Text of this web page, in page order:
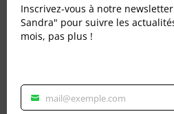
PARTENARIAT/
Envie d’apparaitre
Inscrivez-vous à notre
Sandra" pour suivre les
mois, pas plus !
Veuillezmail@exemple.com